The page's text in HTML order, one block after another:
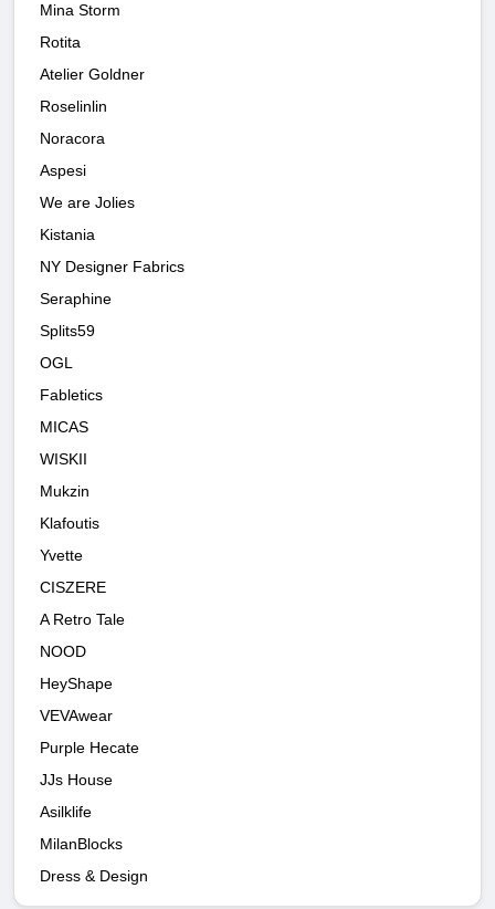
Mina Storm
Rotita
Atelier Goldner
Roselinlin
Noracora
Aspesi
We are Jolies
Kistania
NY Designer Fabrics
Seraphine
Splits59
OGL
Fabletics
MICAS
WISKII
Mukzin
Klafoutis
Yvette
CISZERE
A Retro Tale
NOOD
HeyShape
VEVAwear
Purple Hecate
JJs House
Asilklife
MilanBlocks
Dress & Design